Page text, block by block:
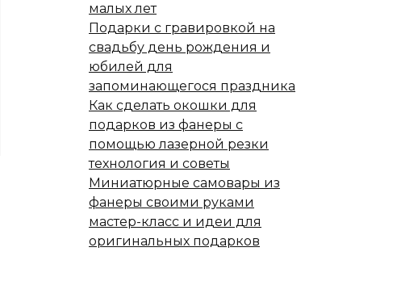
малых лет
Подарки с гравировкой на
свадьбу день рождения и
юбилей для
запоминающегося праздника
Как сделать окошки для
подарков из фанеры с
помощью лазерной резки
технология и советы
Миниатюрные самовары из
фанеры своими руками
мастер-класс и идеи для
оригинальных подарков